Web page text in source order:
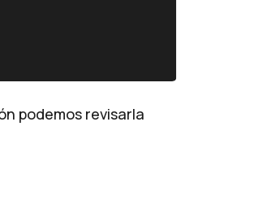
podemos revisarla